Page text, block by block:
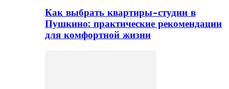
Как выбрать квартиры-студии в
Пушкино: практические рекомендации
для комфортной жизни